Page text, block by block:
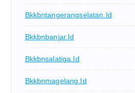
Bkkbntangerangselatan.id
Bkkbnbanjar.id
Bkkbnsalatiga.id
Bkkbnmagelang.id